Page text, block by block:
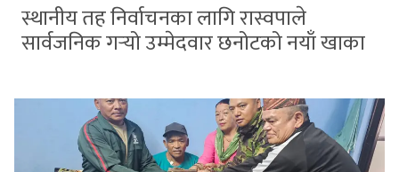
स्थानीय तह निर्वाचनका लागि रास्वपाले
सार्वजनिक गर्‍यो उम्मेदवार छनोटको नयाँ खाका